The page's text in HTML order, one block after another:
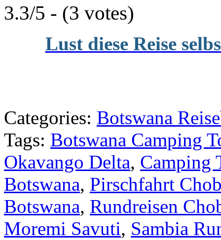
3.3/5 - (3 votes)
Lust diese Reise
Categories: Botswana
Tags: Botswana Camping
Okavango Delta, Camping
Botswana, Pirschfahrt
Botswana, Rundreisen
Moremi Savuti, Sambia